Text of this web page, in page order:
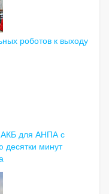
роботов к выходу
АКБ для АНПА с
десятки минут